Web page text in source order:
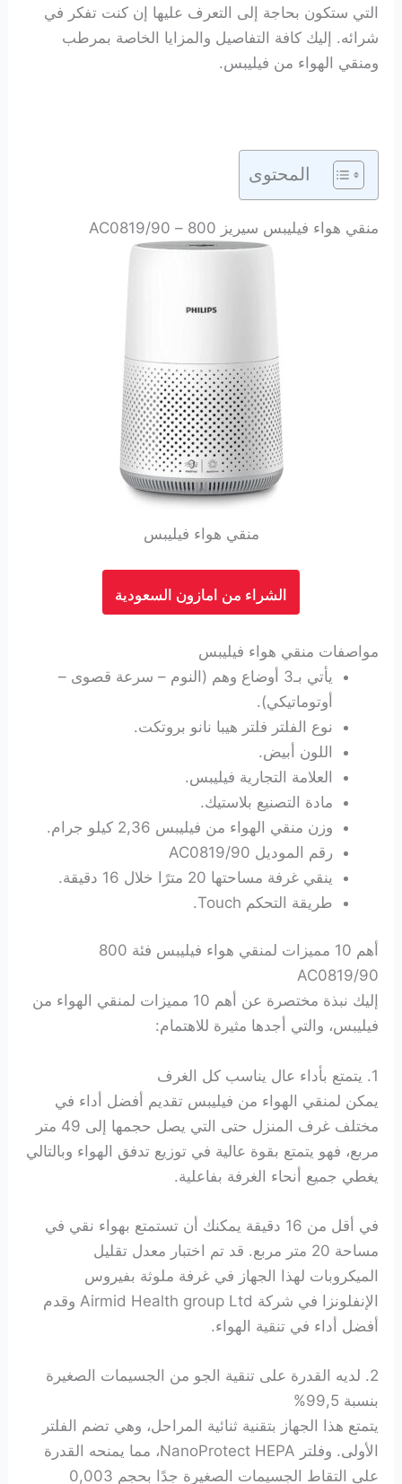
التي ستكون بحاجة إلى التعرف عليها إن كنت تفكر في
شرائه. إليك كافة التفاصيل والمزايا الخاصة بمرطب
ومنقي الهواء من فيليبس.
المحتوى
منقي هواء فيليبس سيريز 800 – AC0819/90
منقي هواء فيليبس
الشراء من امازون السعودية
مواصفات منقي هواء فيليبس
يأتي بـ3 أوضاع وهم (النوم – سرعة قصوى –
أوتوماتيكي).
نوع الفلتر فلتر هيبا نانو بروتكت.
اللون أبيض.
العلامة التجارية فيليبس.
مادة التصنيع بلاستيك.
وزن منقي الهواء من فيليبس 2,36 كيلو جرام.
رقم الموديل AC0819/90
ينقي غرفة مساحتها 20 مترًا خلال 16 دقيقة.
طريقة التحكم Touch.
أهم 10 مميزات لمنقي هواء فيليبس
فئة 800
AC0819/90
إليك نبذة مختصرة عن أهم 10 مميزات لمنقي الهواء من
فيليبس، والتي أجدها مثيرة للاهتمام:
1. يتمتع بأداء عال يناسب كل الغرف
يمكن لمنقي الهواء من فيليبس تقديم أفضل أداء في
مختلف غرف المنزل حتى التي يصل حجمها إلى 49 متر
مربع، فهو يتمتع بقوة عالية في توزيع تدفق الهواء وبالتالي
يغطي جميع أنحاء الغرفة بفاعلية.
في أقل من 16 دقيقة يمكنك أن تستمتع بهواء نقي في
مساحة 20 متر مربع. قد تم اختبار معدل تقليل
الميكروبات لهذا الجهاز في غرفة ملوثة بفيروس
الإنفلونزا في شركة Airmid Health group Ltd وقدم
أفضل أداء في تنقية الهواء.
2. لديه القدرة على تنقية الجو من الجسيمات الصغيرة
بنسبة 99,5%
يتمتع هذا الجهاز بتقنية ثنائية المراحل، وهي تضم الفلتر
الأولى. وفلتر NanoProtect HEPA، مما يمنحه القدرة
على التقاط الجسيمات الصغيرة جدًا بحجم 0,003